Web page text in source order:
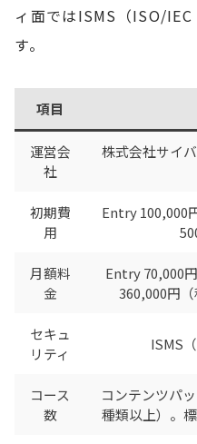
ィ面ではISMS（ISO/
す。
項目
運営会
社
株式会社サイ
初期費
用
Entry 100,000
月額料
金
Entry 70,000
360,000円（
セキュ
リティ
ISMS
コース
数
コンテンツパ
種類以上）。